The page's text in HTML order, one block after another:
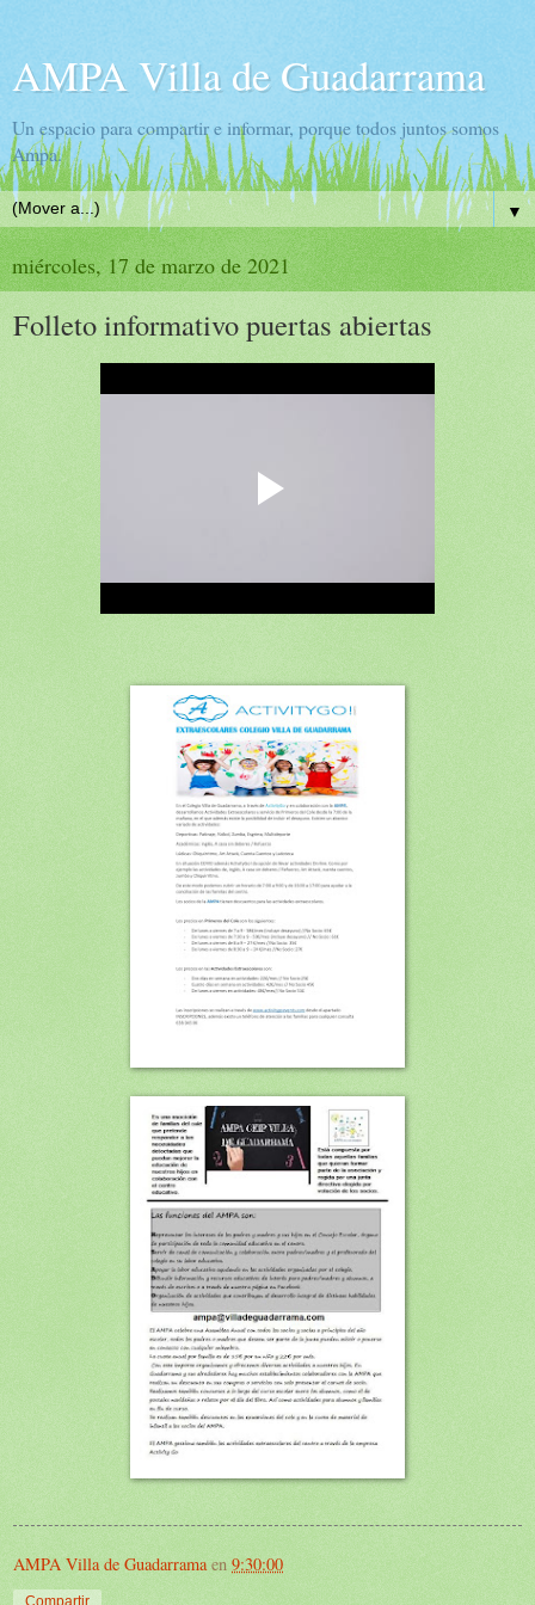
AMPA Villa de Guadarrama
Un espacio para compartir e informar, porque todos juntos somos
Ampa.
▼
miércoles, 17 de marzo de 2021
Folleto informativo puertas abiertas
AMPA Villa de Guadarrama en 9:30:00